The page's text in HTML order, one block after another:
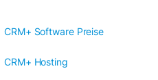
CRM+ Software Preise
CRM+ Hosting